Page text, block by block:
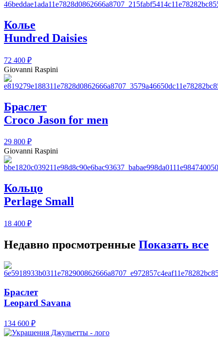
Колье
Hundred Daisies
72 400 ₽
Giovanni Raspini
Браслет
Croco Jason for men
29 800 ₽
Giovanni Raspini
Кольцо
Perlage Small
18 400 ₽
Недавно просмотренные Показать все
Браслет
Leopard Savana
134 600 ₽